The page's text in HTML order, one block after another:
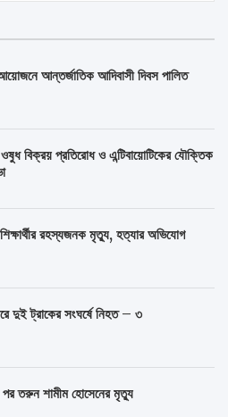
আন্তর্জাতিক আদিবাসী দিবস পালিত
বিক্রয় প্রতিরোধ ও এন্টিবায়োটিকের যৌক্তিক
শিক্ষার্থীর রহস্যজনক মৃত্যু, হত্যার অভিযোগ
দুই ট্রাকের সংঘর্ষে নিহত – ৩
পর তরুন শামীম হোসেনের মৃত্যু